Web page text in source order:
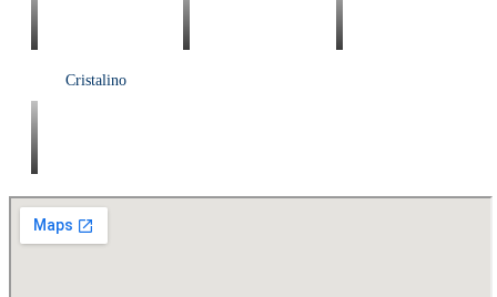
Cristalino